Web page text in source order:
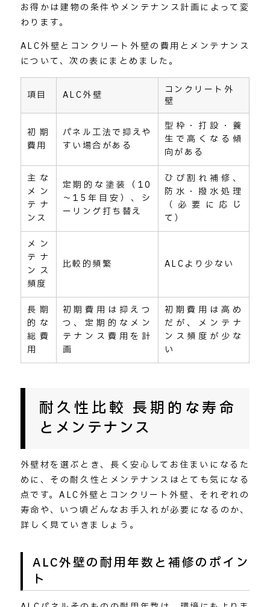
お得かは建物の条件やメンテナンス計画によって変
わります。
ALC外壁とコンクリート外壁の費用とメンテナンス
について、次の表にまとめました。
項目 ALC外壁
コンクリート外
壁
初期
費用
パネル工法で抑えや
すい場合がある
型枠・打設・養
生で高くなる傾
向がある
主な
メン
テナ
ンス
定期的な塗装（10
～15年目安）、シ
ーリング打ち替え
ひび割れ補修、
防水・撥水処理
（必要に応じ
て）
メン
テナ
ンス
頻度
比較的頻繁 ALCより少ない
長期
的な
総費
用
初期費用は抑えつ
つ、定期的なメン
テナンス費用を計
画
初期費用は高め
だが、メンテナ
ンス頻度が少な
い
耐久性比較 長期的な寿命
とメンテナンス
外壁材を選ぶとき、長く安心してお住まいになるた
めに、その耐久性とメンテナンスはとても気になる
点です。ALC外壁とコンクリート外壁、それぞれの
寿命や、いつ頃どんなお手入れが必要になるのか、
詳しく見ていきましょう。
ALC外壁の耐用年数と補修のポイン
ト